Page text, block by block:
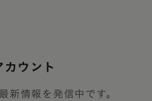
カウント
新情報を発信中です。